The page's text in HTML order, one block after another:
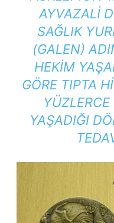
AYVAZALI
SAĞLIK
(GALEN)
HEKIM
GÖRE TIPTA
YAŞADIĞI